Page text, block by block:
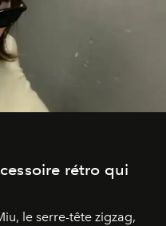
rétro qui
le serre-tête zigzag,